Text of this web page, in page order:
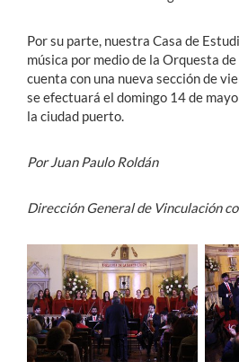
Por su parte, nuestra Casa de
música por medio de la Orquesta
cuenta con una nueva sección de
se efectuará el domingo 14 de
la ciudad puerto.
Por Juan Paulo Roldán
Dirección General de Vinculación